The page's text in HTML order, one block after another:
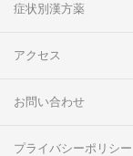
症状別漢方薬
アクセス
お問い合わせ
プライバシーポリシー